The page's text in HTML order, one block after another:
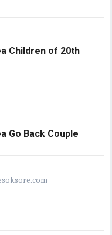
Children of 20th
Go Back Couple